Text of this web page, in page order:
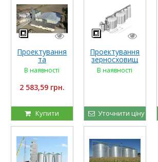
Проектування
та
будівництво
складів
підлогового
типу
В наявності
2 583,59 грн.
Купити
Проектування
зерносховищ
в Україні
В наявності
Уточнити ціну